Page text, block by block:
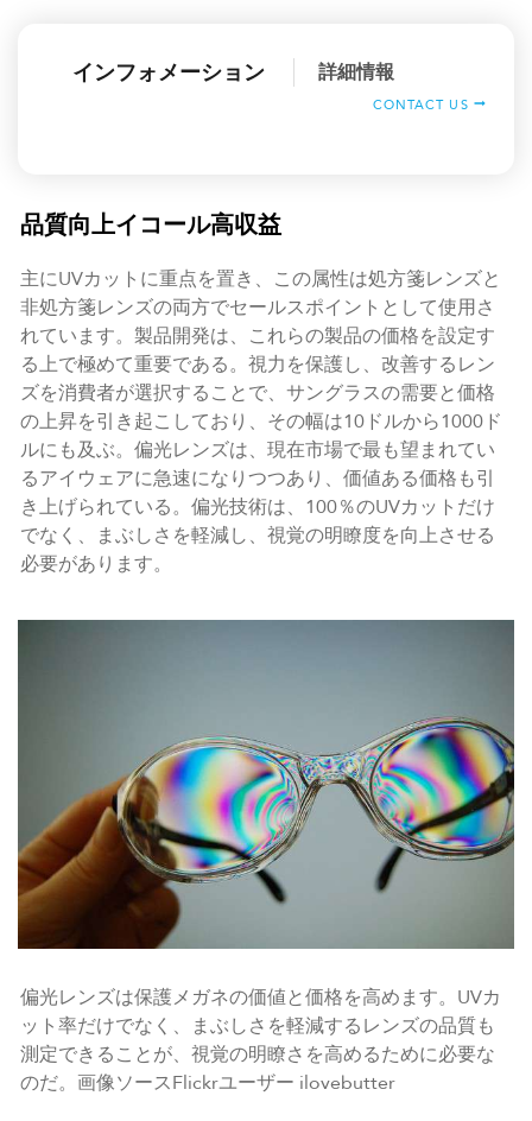
インフォメーション 詳細情報
CONTACT US
品質向上イコール高収益
主にUVカットに重点を置き、この属性は処方箋レンズと
非処方箋レンズの両方でセールスポイントとして使用さ
れています。製品開発は、これらの製品の価格を設定す
る上で極めて重要である。視力を保護し、改善するレン
ズを消費者が選択することで、サングラスの需要と価格
の上昇を引き起こしており、その幅は10ドルから1000ド
ルにも及ぶ。偏光レンズは、現在市場で最も望まれてい
るアイウェアに急速になりつつあり、価値ある価格も引
き上げられている。偏光技術は、100％のUVカットだけ
でなく、まぶしさを軽減し、視覚の明瞭度を向上させる
必要があります。
偏光レンズは保護メガネの価値と価格を高めます。UVカ
ット率だけでなく、まぶしさを軽減するレンズの品質も
測定できることが、視覚の明瞭さを高めるために必要な
のだ。画像ソースFlickrユーザー ilovebutter